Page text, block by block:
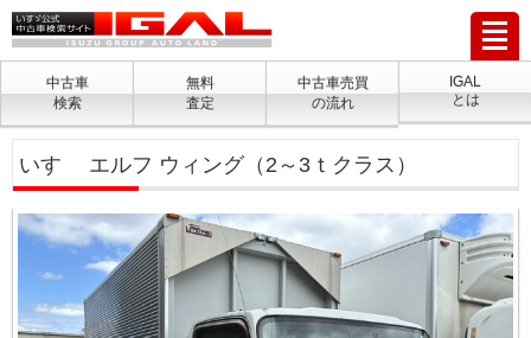
中古車
検索
無料
査定
中古車売買
の流れ
IGAL
とは
いすゞ エルフ ウィング（2～3ｔクラス）